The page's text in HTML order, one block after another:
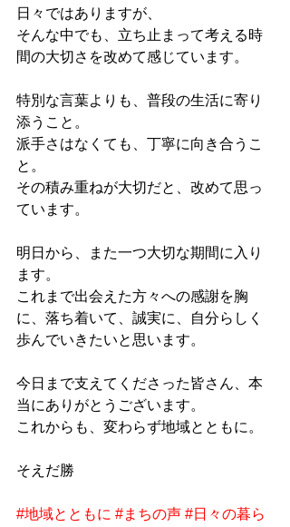
日々ではありますが、
そんな中でも、立ち止まって考える時
間の大切さを改めて感じています。
特別な言葉よりも、普段の生活に寄り
添うこと。
派手さはなくても、丁寧に向き合うこ
と。
その積み重ねが大切だと、改めて思っ
ています。
明日から、また一つ大切な期間に入り
ます。
これまで出会えた方々への感謝を胸
に、落ち着いて、誠実に、自分らしく
歩んでいきたいと思います。
今日まで支えてくださった皆さん、本
当にありがとうございます。
これからも、変わらず地域とともに。
そえだ勝
#地域とともに #まちの声 #日々の暮ら